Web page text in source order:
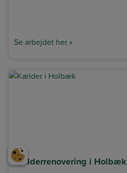
Se arbejdet her »
Kælderrenovering i Holbæk